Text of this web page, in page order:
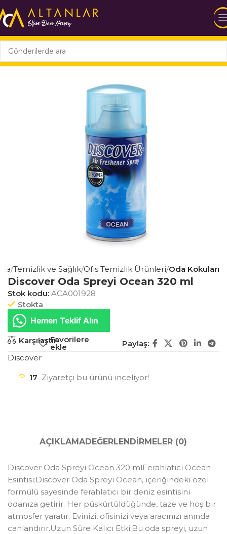
Temizlik ve Sağlık Ofis Temizlik Ürünleri Oda Kokuları
Discover Oda Spreyi Ocean 320 ml
Stok kodu: ACA001928
Stokta
Hemen Teklif Alın
KarşılaştırFavorilere
ekle
Paylaş:
Discover
17 Ziyaretçi bu ürünü inceliyor!
AÇIKLAMADEĞERLENDIRMELER (0)
Discover Oda Spreyi Ocean 320 mlFerahlatıcı Ocean
Esintisi:Discover Oda Spreyi Ocean, içeriğindeki özel
formülü sayesinde ferahlatıcı bir deniz esintisini
odanıza getirir. Her püskürtüldüğünde, taze ve hoş bir
atmosfer yaratır. Evinizi, ofisinizi veya aracınızı anında
canlandırır.Uzun Süre Kalıcı Etki:Bu oda spreyi, uzun